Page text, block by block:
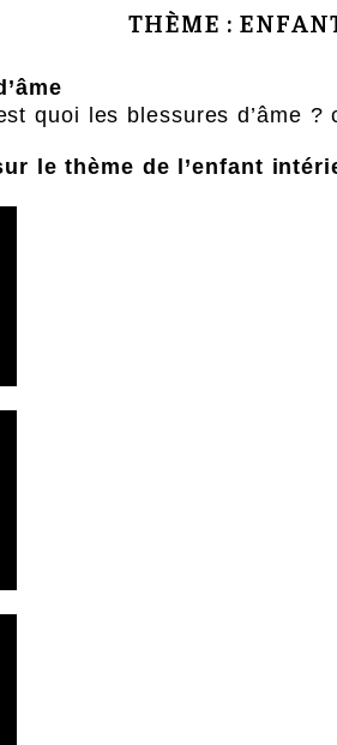
THÈME :
quoi les blessures d’âme
le thème de l’enfant